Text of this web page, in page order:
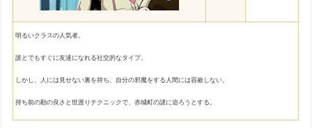
明るいクラスの人気者。
誰とでもすぐに友達になれる社交的なタイプ。
しかし、人には見せない裏を持ち、自分の邪魔をする人間には容赦しない。
持ち前の勘の良さと世渡りテクニックで、赤城町の謎に迫ろうとする。